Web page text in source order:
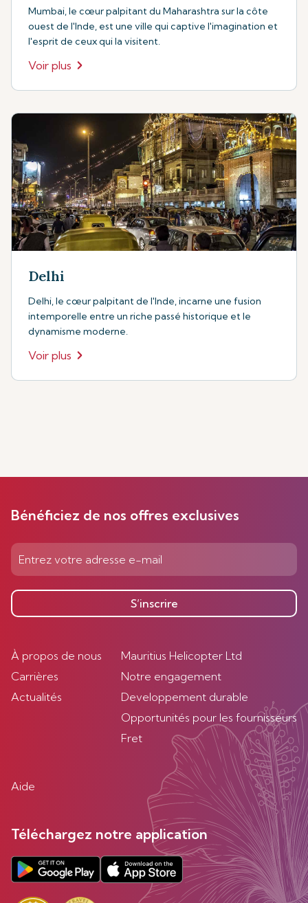
Mumbai, le cœur palpitant du Maharashtra sur la côte
ouest de l'Inde, est une ville qui captive l'imagination et
l'esprit de ceux qui la visitent.
Voir plus
Delhi
Delhi, le cœur palpitant de l'Inde, incarne une fusion
intemporelle entre un riche passé historique et le
dynamisme moderne.
Voir plus
Bénéficiez de nos offres exclusives
S’inscrire
À propos de nous
Carrières
Actualités
Mauritius Helicopter Ltd
Notre engagement
Developpement durable
Opportunités pour les fournisseurs
Fret
Aide
Téléchargez notre application